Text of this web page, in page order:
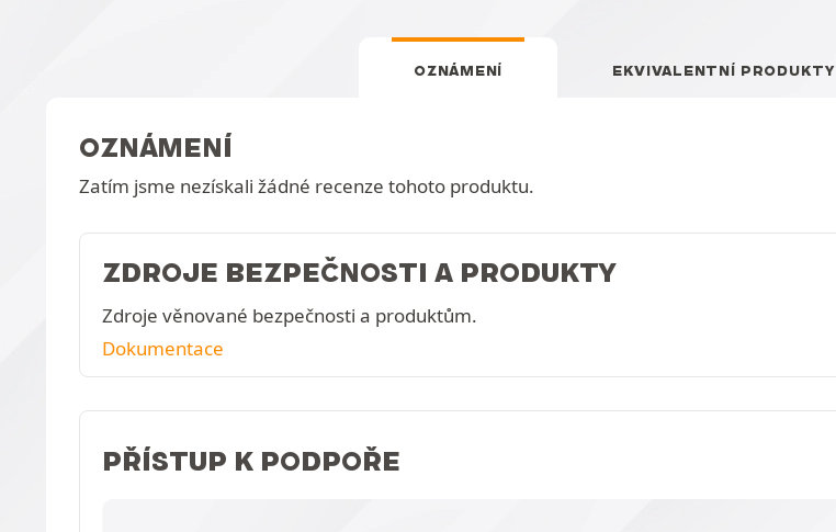
OZNÁMENÍ EKVIVALENTNÍ PRODUKTY
OZNÁMENÍ
Zatím jsme nezískali žádné recenze tohoto produktu.
ZDROJE BEZPEČNOSTI A PRODUKTY
Zdroje věnované bezpečnosti a produktům.
Dokumentace
PŘÍSTUP K PODPOŘE